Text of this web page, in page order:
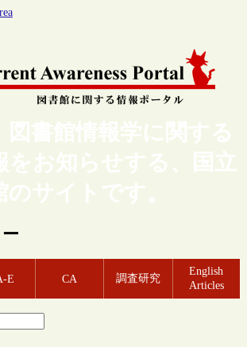
図書館情報学に関する
をお知らせする、国立
のサイトです。
E CA 調査研究
English
Articles